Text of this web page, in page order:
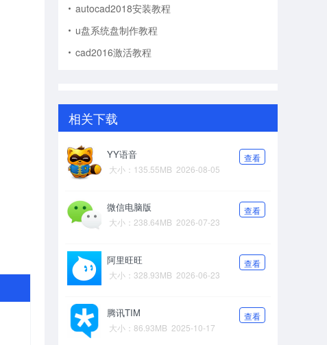
autocad2018安装教程
u盘系统盘制作教程
cad2016激活教程
相关下载
YY语音
大小：135.55MB 2026-08-05
查看
微信电脑版
大小：238.64MB 2026-07-23
查看
阿里旺旺
大小：328.93MB 2026-06-23
查看
腾讯TIM
大小：86.93MB 2025-10-17
查看